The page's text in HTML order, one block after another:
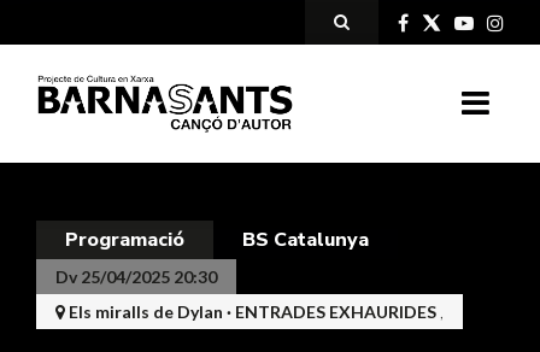
Programació BS Catalunya
Dv 25/04/2025 20:30
Els miralls de Dylan · ENTRADES EXHAURIDES